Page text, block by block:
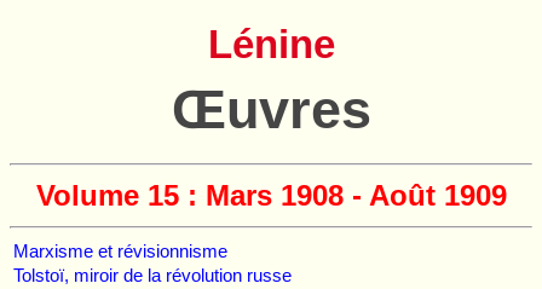
Lénine
Œuvres
Volume 15 : Mars 1908 - Août 1909
Marxisme et révisionnisme
Tolstoï, miroir de la révolution russe